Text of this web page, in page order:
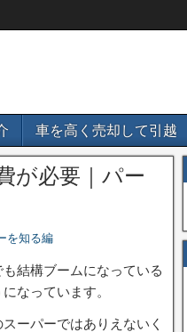
車を高く売却して引越
が必要｜パー
を知る編
結構ブームになっている
なっています。
ーパーではありえないく